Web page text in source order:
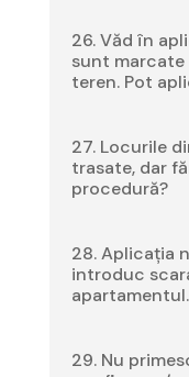
26. Văd în
sunt
teren. Pot
27. Locurile
trasate, dar
procedură?
28. Aplicația
introduc
29. Nu